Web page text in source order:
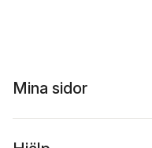
Mina sidor